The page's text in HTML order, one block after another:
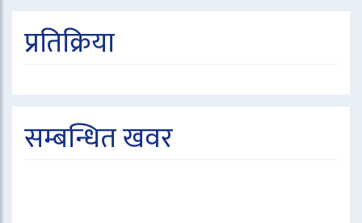
प्रतिक्रिया
सम्बन्धित खवर